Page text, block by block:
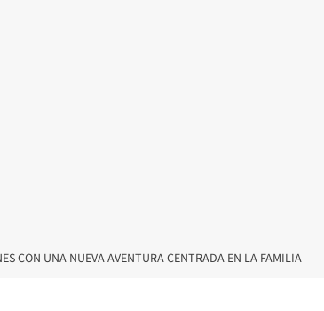
CON UNA NUEVA AVENTURA CENTRADA EN LA FAMILIA